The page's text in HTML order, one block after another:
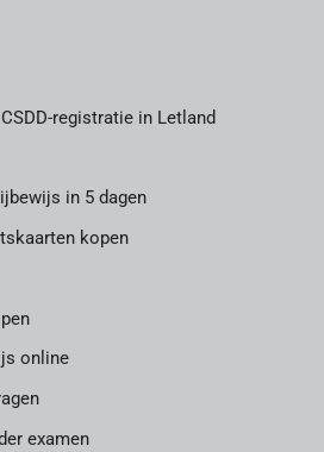
registratie in Letland
in 5 dagen
kopen
online
examen